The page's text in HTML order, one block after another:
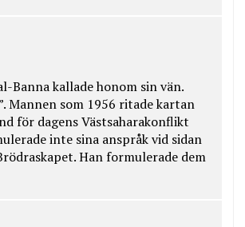
Banna kallade honom sin vän.
Mannen som 1956 ritade kartan
för dagens Västsaharakonflikt
inte sina anspråk vid sidan
Han formulerade dem